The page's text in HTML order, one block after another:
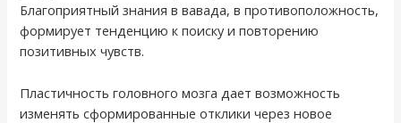
Благоприятный знания в вавада, в противоположность,
формирует тенденцию к поиску и повторению
позитивных чувств.
Пластичность головного мозга дает возможность
изменять сформированные отклики через новое